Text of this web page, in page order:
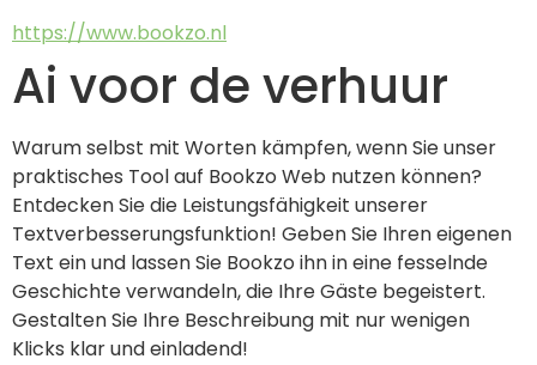
https://www.bookzo.nl
Ai voor de verhuur
Warum selbst mit Worten kämpfen, wenn Sie unser
praktisches Tool auf Bookzo Web nutzen können?
Entdecken Sie die Leistungsfähigkeit unserer
Textverbesserungsfunktion! Geben Sie Ihren eigenen
Text ein und lassen Sie Bookzo ihn in eine fesselnde
Geschichte verwandeln, die Ihre Gäste begeistert.
Gestalten Sie Ihre Beschreibung mit nur wenigen
Klicks klar und einladend!